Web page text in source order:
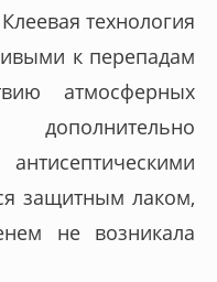
технология
к перепадам
атмосферных
защитным лаком,
не возникала